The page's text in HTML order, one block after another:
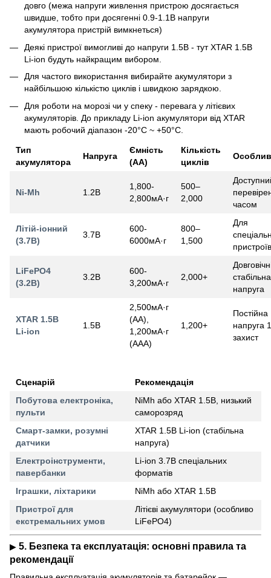
довго (межа напруги живлення пристрою досягається
швидше, тобто при досягенні 0.9-1.1В напруги
акумулятора пристрій вимкнеться)
Деякі пристрої вимогливі до напруги 1.5В - тут XTAR 1.5В
Li-ion будуть найкращим вибором.
Для частого використання вибирайте акумулятори з
найбільшою кількістю циклів і швидкою зарядкою.
Для роботи на морозі чи у спеку - перевага у літієвих
акумуляторів. До прикладу Li-ion акумулятори від XTAR
мають робочий діапазон -20°C ~ +50°C.
Тип
акумулятора
Напруга
Ємність
(AA)
Кількість
циклів
Ni-Mh 1.2В
1,800-
2,800мА·г
500–
2,000
часом
Літій-іонний
(3.7В)
3.7В
600-
6000мА·г
800–
1,500
Для
пристроїв
LiFePO4
(3.2В)
3.2В
600-
3,200мА·г
2,000+
стабільна
напруга
XTAR 1.5В
Li-ion
1.5В
2,500мА·г
(AA),
1,200мА·г
(AAA)
1,200+
Постійна
напруга
захист
Сценарій
Рекомендація
Побутова електроніка,
пульти
NiMh або XTAR 1.5В, низький
саморозряд
Смарт-замки, розумні
датчики
XTAR 1.5В Li-ion (стабільна
напруга)
Електроінструменти,
павербанки
Li-ion 3.7В спеціальних
форматів
Іграшки, ліхтарики
NiMh або XTAR 1.5В
Пристрої для
екстремальних умов
Літієві акумулятори (особливо
LiFePO4)
▶ 5. Безпека та експлуатація: основні правила та
рекомендації